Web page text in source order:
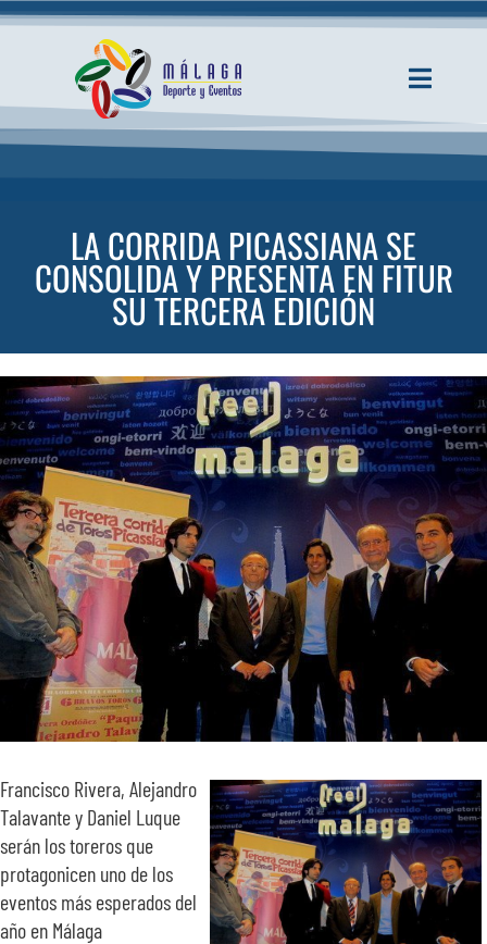
Saltar
Toggle
INICIO
SERVICIOS
ESPACIOS
SOBRE NOSOTROS
TRANSPARENCIA
LA CORRIDA PICASSIANA SE
CONSOLIDA Y PRESENTA EN FITUR
SU TERCERA EDICIÓN
Francisco Rivera, Alejandro
Talavante y Daniel Luque
serán los toreros que
protagonicen uno de los
eventos más esperados del
año en Málaga